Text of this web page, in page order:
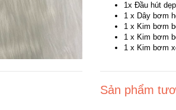
1x Đầu hút
1 x Dây bơm
1 x Kim bơm
1 x Kim bơm
1 x Kim bơm
Sản phẩm